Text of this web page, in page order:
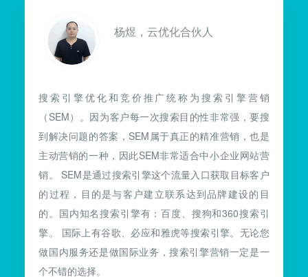
杨煜，云优化合伙人
搜索引擎优化和竞价推广统称为搜索引擎营销
（SEM）。因为客户每一次搜索目的性非常强，要搜
到解决问题的答案，SEM属于真正的精准营销，也是
主动营销的一种，因此SEM非常适合中小企业网站营
销。 SEM是通过搜索引擎这个流量入口获取目标客户
的过程，目的是与客户建立联系达到品牌建设的目
的。国内知名搜索引擎有：百度、搜狗和360搜索引
擎。 国际上有谷歌、必应和雅虎等搜索引擎。无论您
做国内服务还是做国际业务，搜索引擎营销一定是一
个不错的选择。